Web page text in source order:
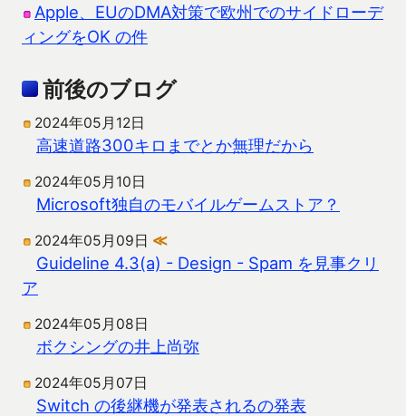
Apple、EUのDMA対策で欧州でのサイドローデ
ィングをOK の件
前後のブログ
2024年05月12日
高速道路300キロまでとか無理だから
2024年05月10日
Microsoft独自のモバイルゲームストア？
2024年05月09日 ≪
Guideline 4.3(a) - Design - Spam を見事クリ
ア
2024年05月08日
ボクシングの井上尚弥
2024年05月07日
Switch の後継機が発表されるの発表